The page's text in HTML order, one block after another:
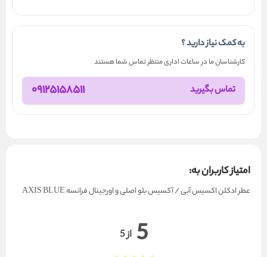
به کمک نیاز دارید ؟
کارشناسان ما در ساعات اداری منتظر تماس شما هستند
تماس بگیرید 09125158511
امتیاز کاربران به:
عطر ادکلن اکسیس آبی / آکسیس بلو اصلی و اورجینال فرانسه AXIS BLUE
5 از 5